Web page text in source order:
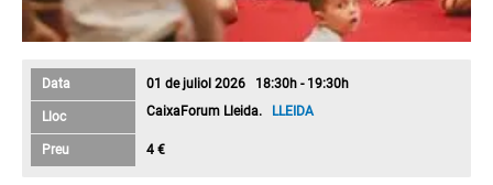
Data 01 de juliol 2026 18:30h - 19:30h
Lloc CaixaForum Lleida. LLEIDA
Preu 4 €